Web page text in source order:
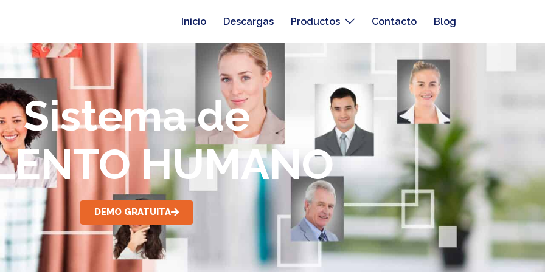
Inicio Descargas Productos Contacto Blog
Sistema de
HUMANO
DEMO GRATUITA